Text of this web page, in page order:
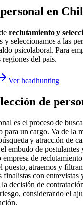
en
reclutamiento y
y seleccionamos a las
psicolaboral. Para
regiones del país.
Ver headhunting
de
es el proceso de
para un cargo. Va de la
y atracción de
embudo de postulantes
de
puesto, atraemos y
finalistas con entrevistas
la decisión de
considerando el